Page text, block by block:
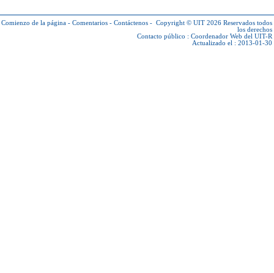
Comienzo de la página - Comentarios - Contáctenos - Copyright © UIT 2026 Reservados todos
los derechos
Contacto público : Coordenador Web del UIT-R
Actualizado el : 2013-01-30